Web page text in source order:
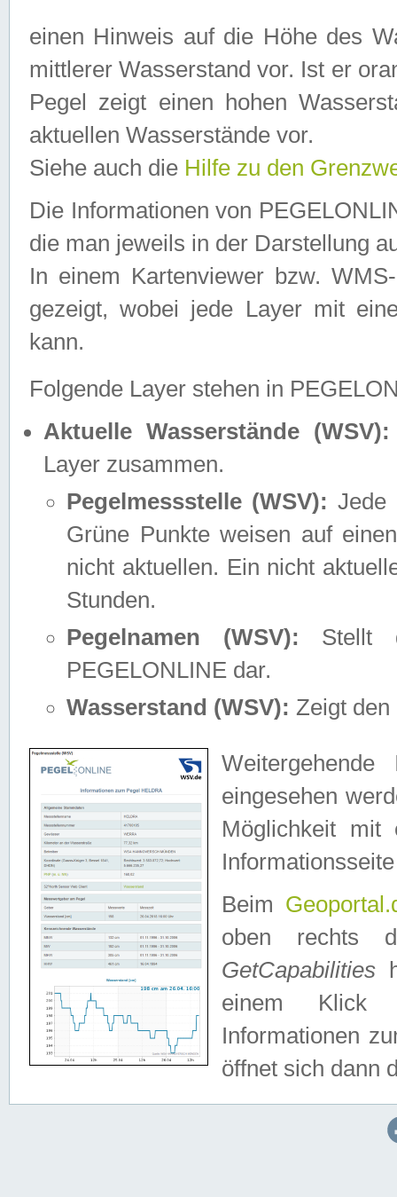
einen Hinweis auf die Höhe des
mittlerer Wasserstand vor. Ist er
Pegel zeigt einen hohen
aktuellen Wasserstände vor.
Siehe auch die Hilfe zu den
Die Informationen von
die man jeweils in der Darstellung
In einem Kartenviewer bzw.
gezeigt, wobei jede Layer mit
kann.
Folgende Layer stehen in
Aktuelle Wasserstände (WSV):
Layer zusammen.
Pegelmessstelle (WSV): Jede
Grüne Punkte weisen auf
nicht aktuellen. Ein nicht
Stunden.
Pegelnamen (WSV): Stellt
PEGELONLINE dar.
Wasserstand (WSV): Zeigt den
eingesehen
Möglichkeit mit
Beim
oben rechts
GetCapabilities
einem Klick
Informationen
öffnet sich dann